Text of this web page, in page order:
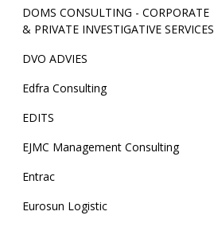
DOMS CONSULTING - CORPORATE
& PRIVATE INVESTIGATIVE SERVICES
DVO ADVIES
Edfra Consulting
EDITS
EJMC Management Consulting
Entrac
Eurosun Logistic